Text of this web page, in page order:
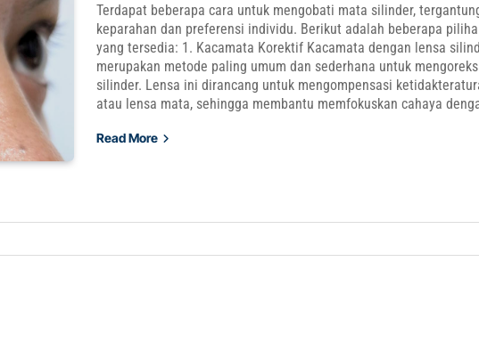
Terdapat beberapa cara untuk mengobati mata silinder,
keparahan dan preferensi individu. Berikut adalah beberapa
yang tersedia: 1. Kacamata Korektif Kacamata dengan lensa
merupakan metode paling umum dan sederhana untuk
silinder. Lensa ini dirancang untuk mengompensasi
atau lensa mata, sehingga membantu memfokuskan cahaya
Read More